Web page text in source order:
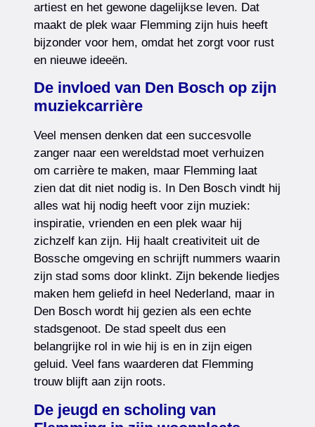
artiest en het gewone dagelijkse leven. Dat
maakt de plek waar Flemming zijn huis heeft
bijzonder voor hem, omdat het zorgt voor rust
en nieuwe ideeën.
De invloed van Den Bosch op zijn
muziekcarrière
Veel mensen denken dat een succesvolle
zanger naar een wereldstad moet verhuizen
om carrière te maken, maar Flemming laat
zien dat dit niet nodig is. In Den Bosch vindt hij
alles wat hij nodig heeft voor zijn muziek:
inspiratie, vrienden en een plek waar hij
zichzelf kan zijn. Hij haalt creativiteit uit de
Bossche omgeving en schrijft nummers waarin
zijn stad soms door klinkt. Zijn bekende liedjes
maken hem geliefd in heel Nederland, maar in
Den Bosch wordt hij gezien als een echte
stadsgenoot. De stad speelt dus een
belangrijke rol in wie hij is en in zijn eigen
geluid. Veel fans waarderen dat Flemming
trouw blijft aan zijn roots.
De jeugd en scholing van